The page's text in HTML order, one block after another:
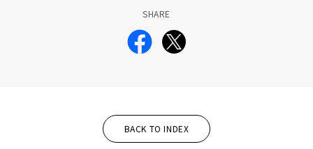
SHARE
BACK TO INDEX